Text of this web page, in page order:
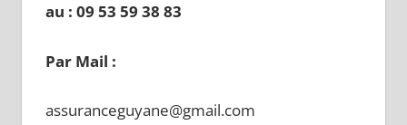
au : 09 53 59 38 83
Par Mail :
assuranceguyane@gmail.com